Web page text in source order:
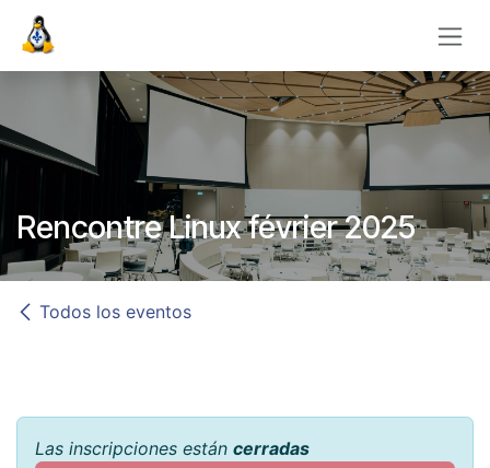
Ir al contenido
Rencontre Linux février 2025
Todos los eventos
Las inscripciones están cerradas